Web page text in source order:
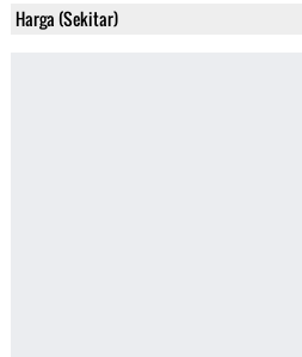
Harga (Sekitar)